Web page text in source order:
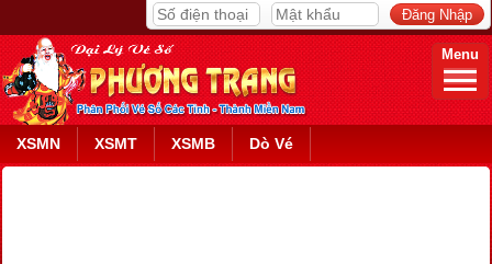
Menu
XSMN XSMT XSMB Dò Vé